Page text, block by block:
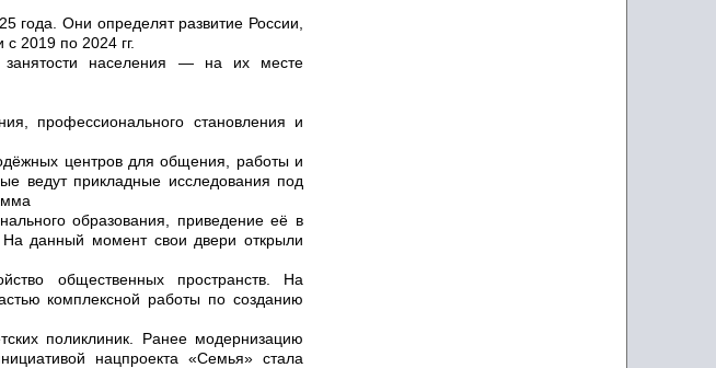
года. Они определят развитие России,
2019 по 2024 гг.
занятости населения — на их месте
профессионального становления и
центров для общения, работы и
ведут прикладные исследования под
образования, приведение её в
На данный момент свои двери открыли
общественных пространств. На
комплексной работы по созданию
поликлиник. Ранее модернизацию
нацпроекта «Семья» стала